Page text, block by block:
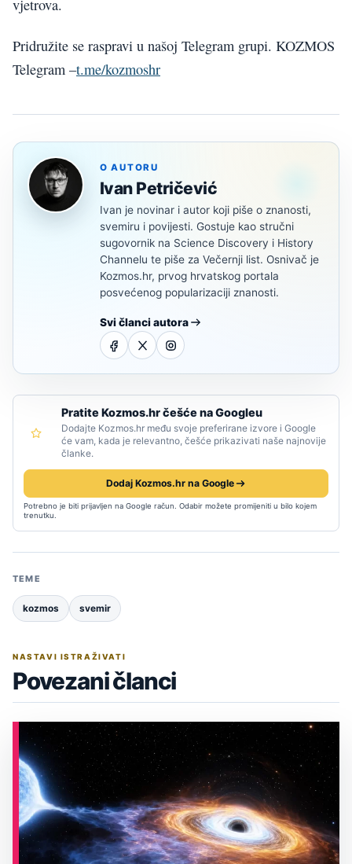
vjetrova.
Pridružite se raspravi u našoj Telegram grupi. KOZMOS
Telegram –t.me/kozmoshr
O AUTORU
Ivan Petričević
Ivan je novinar i autor koji piše o znanosti,
svemiru i povijesti. Gostuje kao stručni
sugovornik na Science Discovery i History
Channelu te piše za Večernji list. Osnivač je
Kozmos.hr, prvog hrvatskog portala
posvećenog popularizaciji znanosti.
Svi članci autora
Pratite Kozmos.hr češće na Googleu
Dodajte Kozmos.hr među svoje preferirane izvore i Google
će vam, kada je relevantno, češće prikazivati naše najnovije
članke.
Dodaj Kozmos.hr na Google
Potrebno je biti prijavljen na Google račun. Odabir možete promijeniti u bilo kojem
trenutku.
TEME
kozmos svemir
NASTAVI ISTRAŽIVATI
Povezani članci